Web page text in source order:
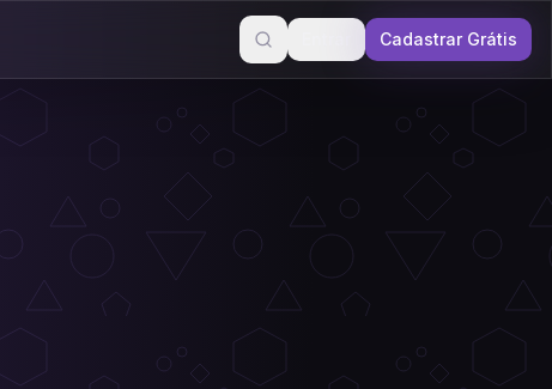
Cadastrar Grátis